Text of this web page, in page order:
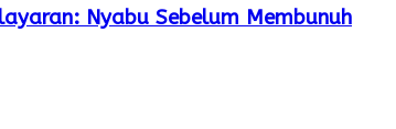
Nyabu Sebelum Membunuh